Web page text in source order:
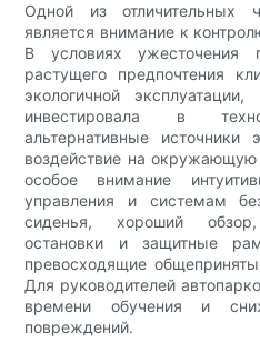
Одной из отличительных
является внимание к
В условиях ужесточения
растущего предпочтения
экологичной
инвестировала в
альтернативные источники
воздействие на
особое внимание
управления и системам
сиденья, хороший
остановки и защитные
превосходящие
Для руководителей
времени обучения и
повреждений.